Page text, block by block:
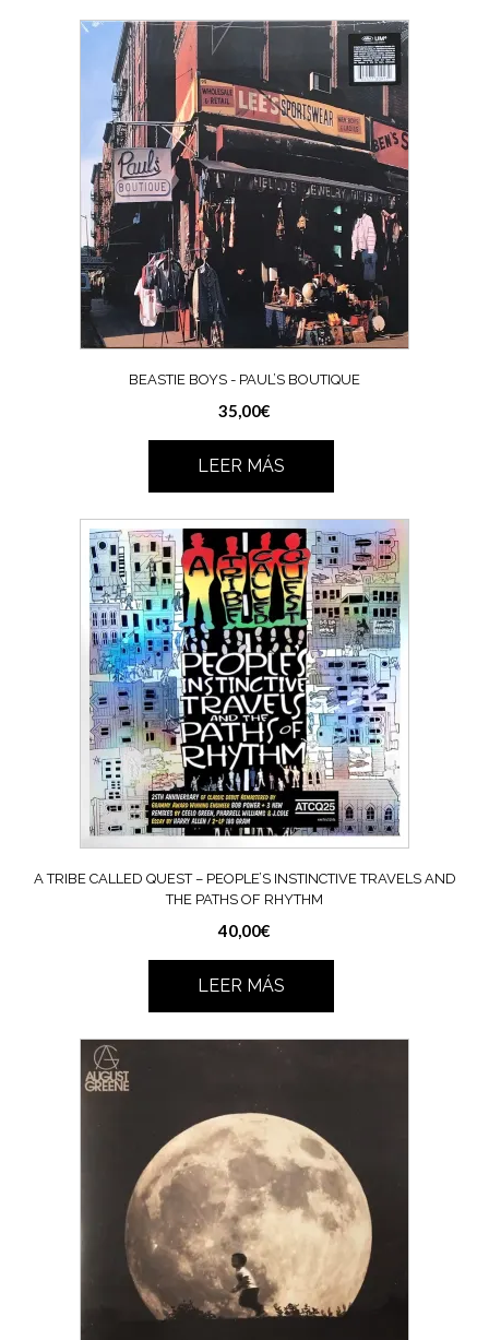
BEASTIE BOYS ‎- PAUL’S BOUTIQUE
35,00€
LEER MÁS
A TRIBE CALLED QUEST ‎– PEOPLE’S INSTINCTIVE TRAVELS AND
THE PATHS OF RHYTHM
40,00€
LEER MÁS